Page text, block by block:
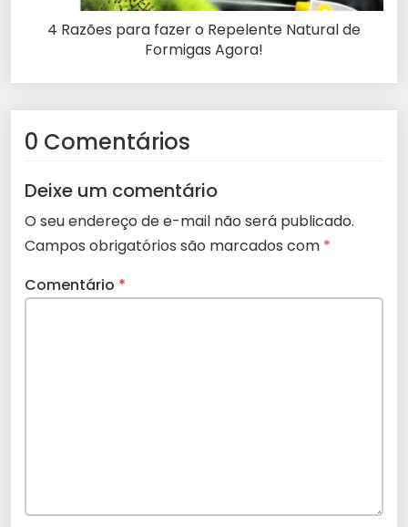
4 Razões para fazer o Repelente Natural de
Formigas Agora!
0 Comentários
Deixe um comentário
O seu endereço de e-mail não será publicado.
Campos obrigatórios são marcados com *
Comentário *